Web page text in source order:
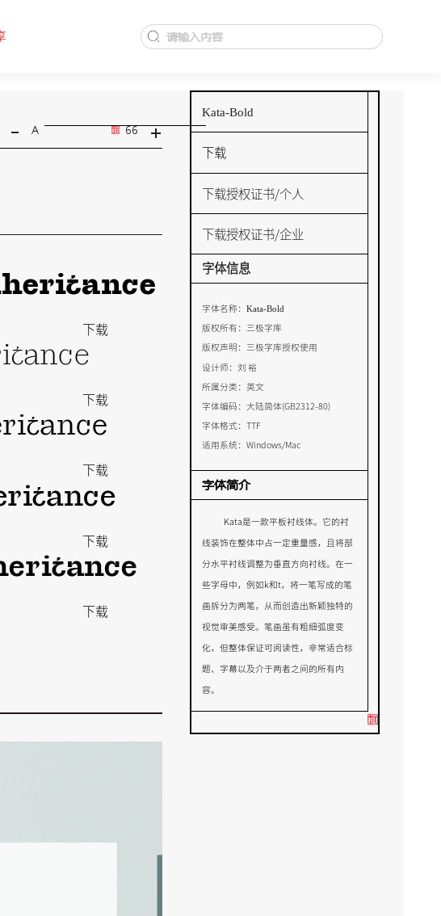
- A 66 +
下载
下载
下载
下载
下载
Kata-Bold
下载
下载授权证书/个人
下载授权证书/企业
字体信息
字体名称：Kata-Bold
版权所有： 三极字库
版权声明： 三极字库授权使用
设计师：刘 裕
所属分类：英文
字体编码：大陆简体(GB2312-80)
字体格式：TTF
适用系统：Windows/Mac
字体简介
Kata是一款平板衬线体。它的衬
线装饰在整体中占一定重量感，且将部
分水平衬线调整为垂直方向衬线。在一
些字母中，例如k和t，将一笔写成的笔
画拆分为两笔，从而创造出新颖独特的
视觉审美感受。笔画虽有粗细弧度变
化，但整体保证可阅读性，非常适合标
题、字幕以及介于两者之间的所有内
容。